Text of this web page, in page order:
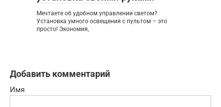
Мечтаете об удобном управлении светом?
Установка умного освещения с пультом – это
просто! Экономия,
Добавить комментарий
Имя